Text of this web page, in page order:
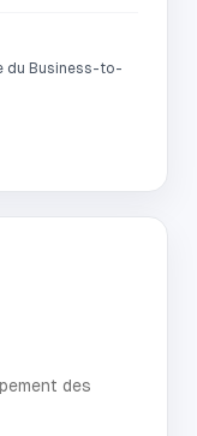
du Business-to-
des